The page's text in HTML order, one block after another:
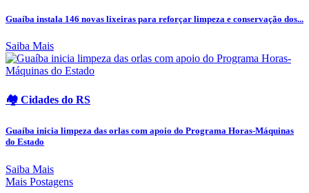
Guaíba instala 146 novas lixeiras para reforçar limpeza e conservação dos...
Saiba Mais
🏘️ Cidades do RS
Guaíba inicia limpeza das orlas com apoio do Programa Horas-Máquinas
do Estado
Saiba Mais
Mais Postagens